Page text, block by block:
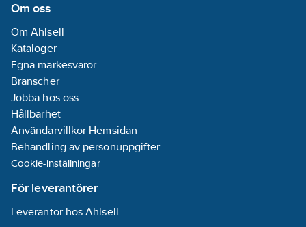
verifieras och fel
lokaliseras snabbt.
Inbyggd
nätverksdiagnostik
som Ping, Traceroute,
switch-information
och PoE-
belastningstest upp till
90 W gör det möjligt
att analysera
Via AnyWARE Cloud
Om oss
Om Ahlsell
Kataloger
Egna märkesvaror
Branscher
Jobba hos oss
Hållbarhet
Användarvillkor Hemsidan
Behandling av personuppgifter
Cookie-inställningar
För leverantörer
Leverantör hos Ahlsell